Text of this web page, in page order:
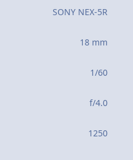
SONY NEX-5R
18 mm
1/60
f/4.0
1250